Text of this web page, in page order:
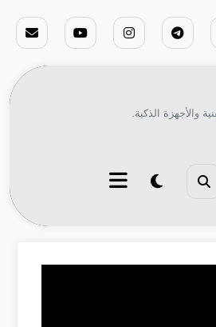
والأجهزة الذكية.